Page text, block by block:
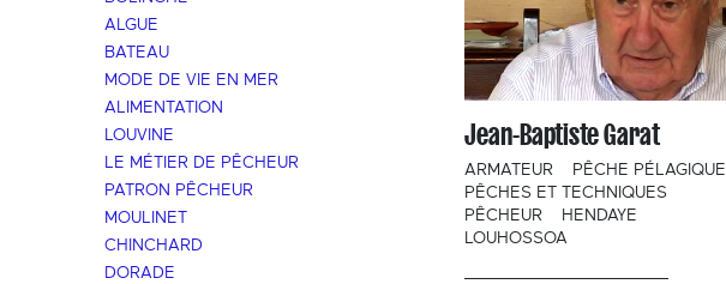
ALGUE
BATEAU
MODE DE VIE EN MER
ALIMENTATION
LOUVINE
LE MÉTIER DE PÊCHEUR
PATRON PÊCHEUR
MOULINET
CHINCHARD
DORADE
Jean-Baptiste Garat
ARMATEUR
PÊCHE PÉLAGIQUE
PÊCHES ET TECHNIQUES
PÊCHEUR
HENDAYE
LOUHOSSOA